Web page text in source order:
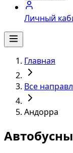
Личный
Главная
Все
Андорра